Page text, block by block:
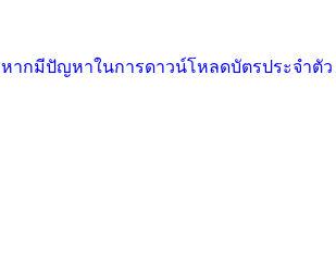
หากมีปัญหาในการดาวน์โหลดบัตรประจำตัว